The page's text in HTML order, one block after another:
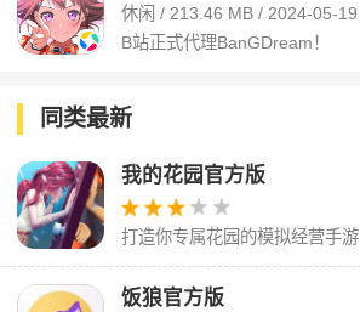
休闲 / 213.46 MB / 2024-05-19
B站正式代理BanGDream！
同类最新
我的花园官方版
打造你专属花园的模拟经营手游
饭狼官方版